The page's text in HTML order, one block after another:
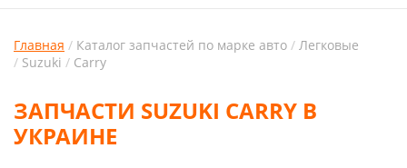
Главная Каталог запчастей по марке авто
Легковые
Suzuki
Carry
ЗАПЧАСТИ SUZUKI CARRY В
УКРАИНЕ